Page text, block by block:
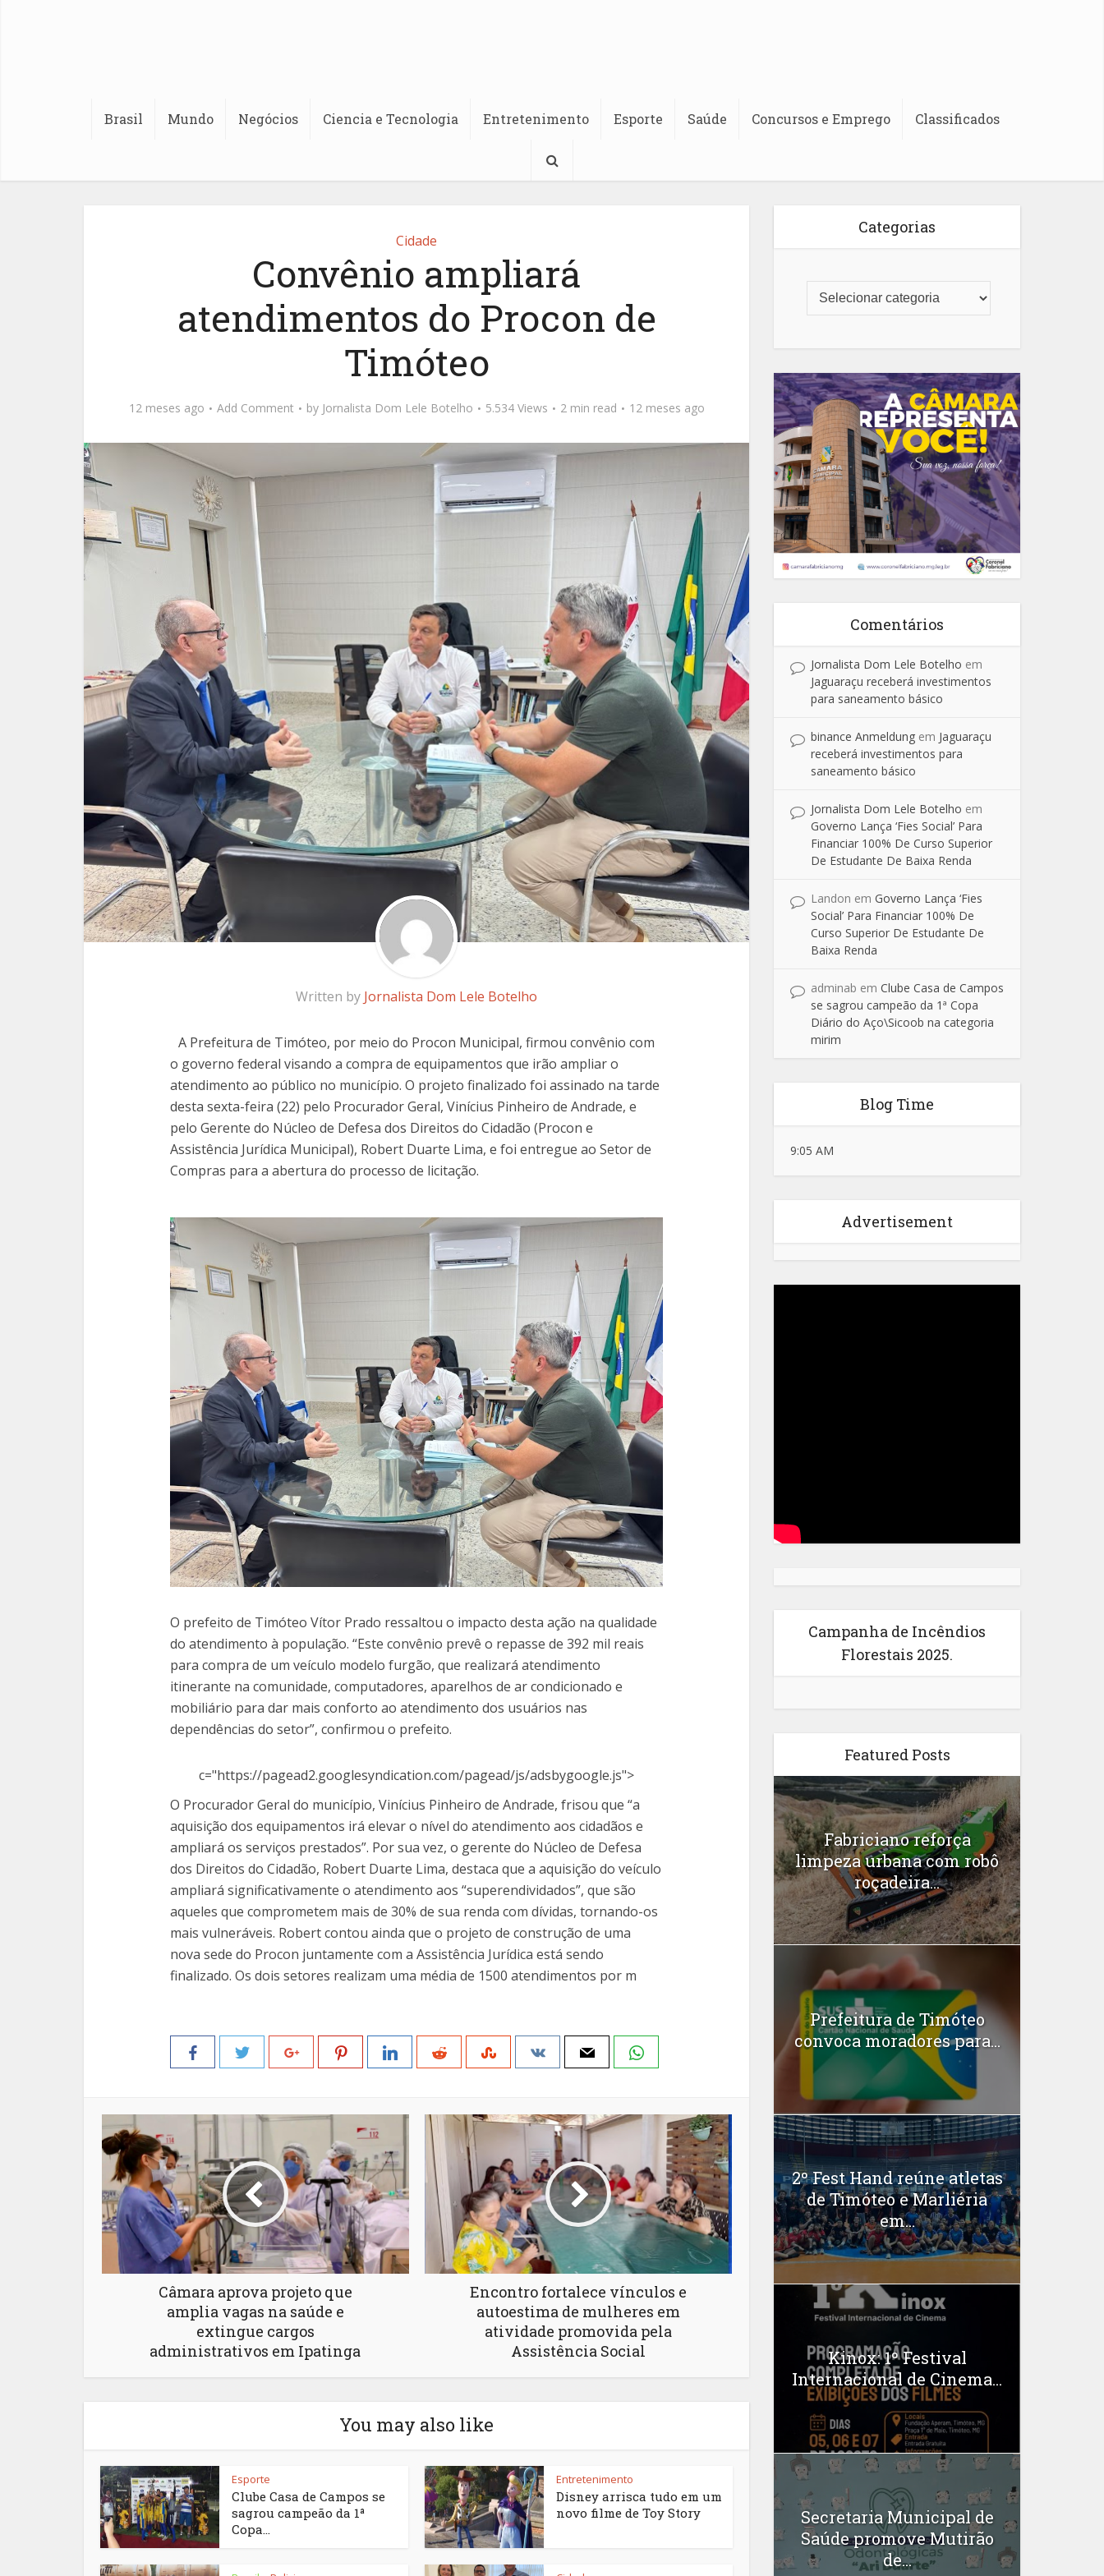
Brasil Mundo Negócios Ciencia e Tecnologia Entretenimento Esporte Saúde Concursos e Emprego Classificados
Cidade
Convênio ampliará
atendimentos do Procon de
Timóteo
12 meses ago Add Comment by Jornalista Dom Lele Botelho 5.534 Views 2 min read 12 meses ago
Written by Jornalista Dom Lele Botelho
A Prefeitura de Timóteo, por meio do Procon Municipal, firmou convênio com
o governo federal visando a compra de equipamentos que irão ampliar o
atendimento ao público no município. O projeto finalizado foi assinado na tarde
desta sexta-feira (22) pelo Procurador Geral, Vinícius Pinheiro de Andrade, e
pelo Gerente do Núcleo de Defesa dos Direitos do Cidadão (Procon e
Assistência Jurídica Municipal), Robert Duarte Lima, e foi entregue ao Setor de
Compras para a abertura do processo de licitação.
O prefeito de Timóteo Vítor Prado ressaltou o impacto desta ação na qualidade
do atendimento à população. “Este convênio prevê o repasse de 392 mil reais
para compra de um veículo modelo furgão, que realizará atendimento
itinerante na comunidade, computadores, aparelhos de ar condicionado e
mobiliário para dar mais conforto ao atendimento dos usuários nas
dependências do setor”, confirmou o prefeito.
c="https://pagead2.googlesyndication.com/pagead/js/adsbygoogle.js">
O Procurador Geral do município, Vinícius Pinheiro de Andrade, frisou que “a
aquisição dos equipamentos irá elevar o nível do atendimento aos cidadãos e
ampliará os serviços prestados”. Por sua vez, o gerente do Núcleo de Defesa
dos Direitos do Cidadão, Robert Duarte Lima, destaca que a aquisição do veículo
ampliará significativamente o atendimento aos “superendividados”, que são
aqueles que comprometem mais de 30% de sua renda com dívidas, tornando-os
mais vulneráveis. Robert contou ainda que o projeto de construção de uma
nova sede do Procon juntamente com a Assistência Jurídica está sendo
finalizado. Os dois setores realizam uma média de 1500 atendimentos por m
Câmara aprova projeto que
amplia vagas na saúde e
extingue cargos
administrativos em Ipatinga
Encontro fortalece vínculos e
autoestima de mulheres em
atividade promovida pela
Assistência Social
You may also like
Esporte
Clube Casa de Campos se
sagrou campeão da 1ª
Copa...
Entretenimento
Disney arrisca tudo em um
novo filme de Toy Story
Categorias
Comentários
Jornalista Dom Lele Botelho em
Jaguaraçu receberá investimentos
para saneamento básico
binance Anmeldung em Jaguaraçu
receberá investimentos para
saneamento básico
Jornalista Dom Lele Botelho em
Governo Lança ‘Fies Social’ Para
Financiar 100% De Curso Superior
De Estudante De Baixa Renda
Landon em Governo Lança ‘Fies
Social’ Para Financiar 100% De
Curso Superior De Estudante De
Baixa Renda
adminab em Clube Casa de Campos
se sagrou campeão da 1ª Copa
Diário do Aço\Sicoob na categoria
mirim
Blog Time
9:05 AM
Advertisement
Campanha de Incêndios
Florestais 2025.
Featured Posts
Fabriciano reforça
limpeza urbana com robô
roçadeira...
Prefeitura de Timóteo
convoca moradores para...
2º Fest Hand reúne atletas
de Timóteo e Marliéria
em...
Kinox: 1º Festival
Internacional de Cinema...
Secretaria Municipal de
Saúde promove Mutirão
de...